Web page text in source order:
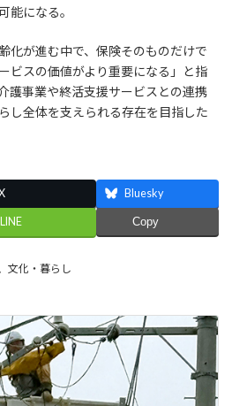
能になる。
化が進む中で、保険そのものだけで
ビスの価値がより重要になる」と指
護事業や終活支援サービスとの連携
し全体を支えられる存在を目指した
Bluesky
LINE Copy
文化・暮らし